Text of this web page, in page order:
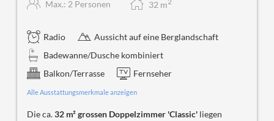
Max.: 2 Personen 32 m
Radio
Aussicht auf eine Berglandschaft
Badewanne/Dusche kombiniert
Balkon/Terrasse
Fernseher
Alle Ausstattungsmerkmale anzeigen
Die ca.32 m² grossen Doppelzimmer 'Classic' liegen